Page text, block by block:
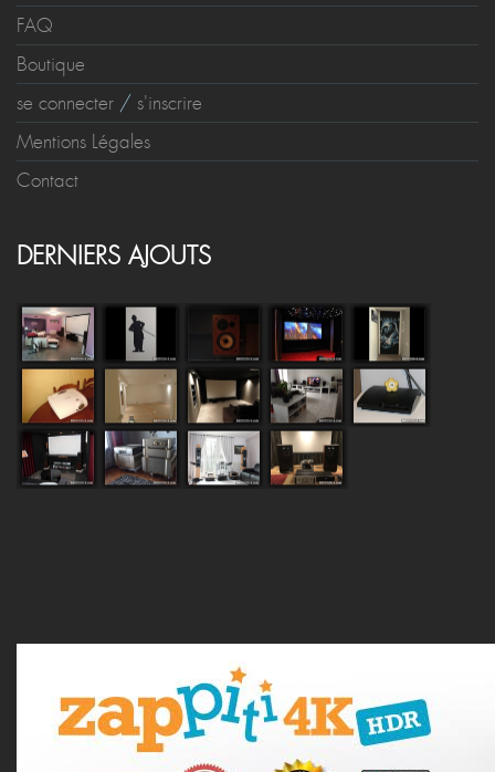
FAQ
Boutique
se connecter / s'inscrire
Mentions Légales
Contact
DERNIERS AJOUTS